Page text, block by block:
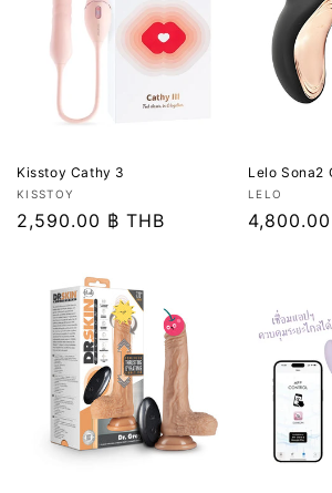
Kisstoy Cathy 3
เวน
เด
KISSTOY
ราคา
2,590.00 ฿ THB
Lelo Sona2
เวน
เด
LELO
ราคา